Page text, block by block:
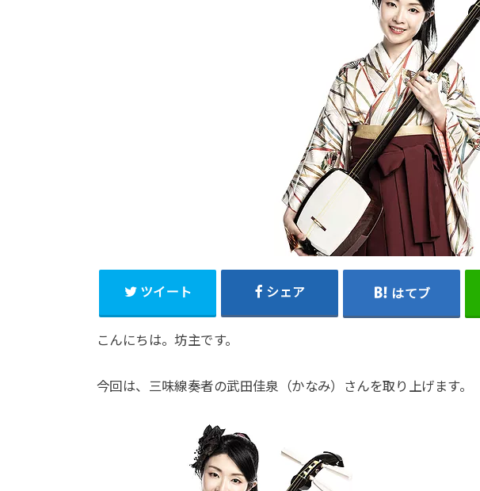
ツイート シェア はてブ
こんにちは。坊主です。
今回は、三味線奏者の武田佳泉（かなみ）さんを取り上げます。